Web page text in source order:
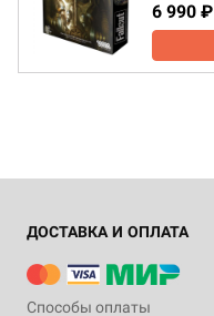
6 990 ₽
ДОСТАВКА И ОПЛАТА
Способы оплаты